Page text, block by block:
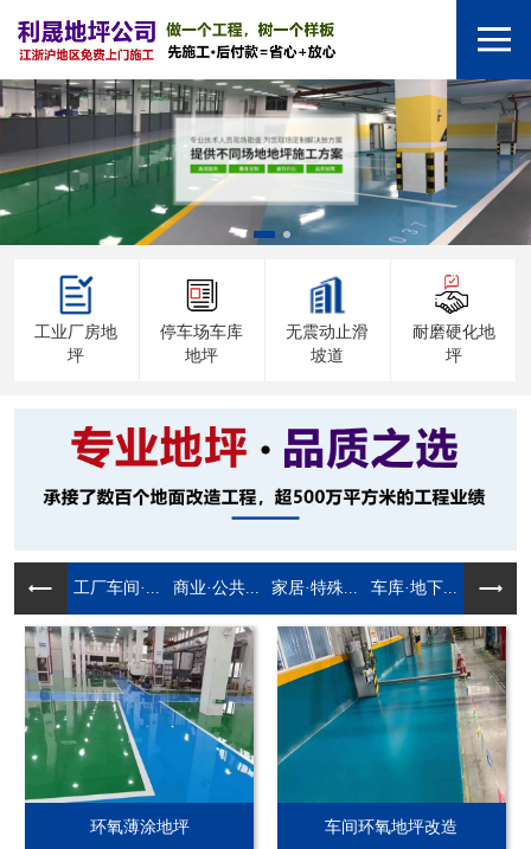
工业厂房地
坪
停车场车库
地坪
无震动止滑
坡道
耐磨硬化地
坪
工厂车间·... 商业·公共... 家居·特殊... 车库·地下...
环氧薄涂地坪 车间环氧地坪改造